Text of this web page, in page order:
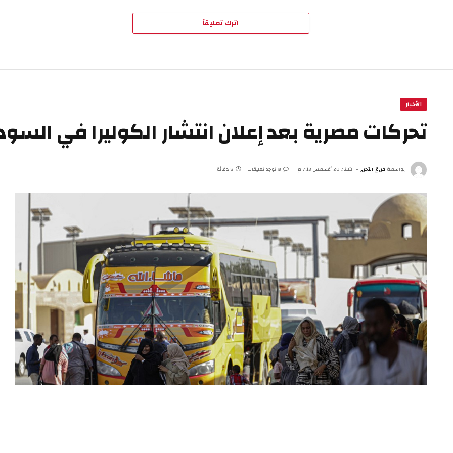
اترك تعليقاً
الأخبار
تحركات مصرية بعد إعلان انتشار الكوليرا في
بواسطة فريق التحرير الثلاثاء 20 أغسطس 7:13 م لا توجد تعليقات 8 دقائق